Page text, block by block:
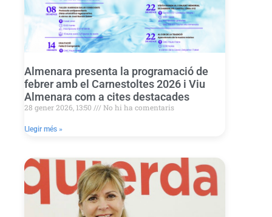
Almenara presenta la programació de
febrer amb el Carnestoltes 2026 i Viu
Almenara com a cites destacades
28 gener 2026, 13:50 No hi ha comentaris
Llegir més »